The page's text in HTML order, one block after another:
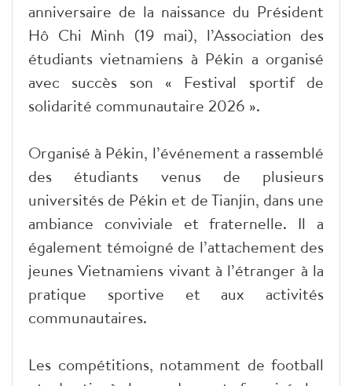
anniversaire de la naissance du Président
Hô Chi Minh (19 mai), l’Association des
étudiants vietnamiens à Pékin a organisé
avec succès son « Festival sportif de
solidarité communautaire 2026 ».
Organisé à Pékin, l’événement a rassemblé
des étudiants venus de plusieurs
universités de Pékin et de Tianjin, dans une
ambiance conviviale et fraternelle. Il a
également témoigné de l’attachement des
jeunes Vietnamiens vivant à l’étranger à la
pratique sportive et aux activités
communautaires.
Les compétitions, notamment de football